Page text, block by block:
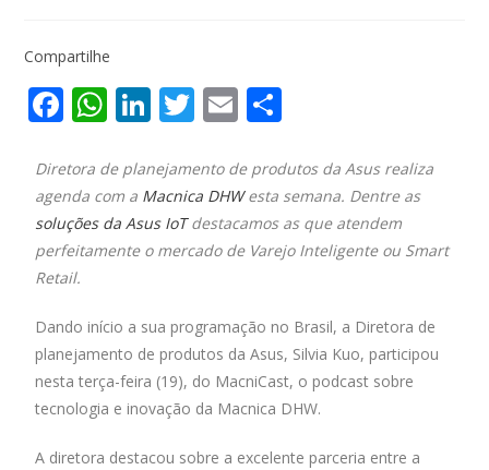
Compartilhe
F
e
b
o
o
k
W
at
s
A
p
Li
k
e
dI
T
itt
er
E
ai
l
ar
e
Diretora de planejamento de produtos da Asus realiza
agenda com a Macnica DHWesta semana. Dentre as
soluções da Asus IoTdestacamos as que atendem
perfeitamente o mercado de Varejo Inteligente ou Smart
Retail.
Dando início a sua programação no Brasil, a Diretora de
planejamento de produtos da Asus, Silvia Kuo, participou
nesta terça-feira (19), do MacniCast, o podcast sobre
tecnologia e inovação da Macnica DHW.
A diretora destacou sobre a excelente parceria entre a